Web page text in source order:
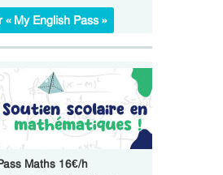
« My English Pass »
Maths 16€/h